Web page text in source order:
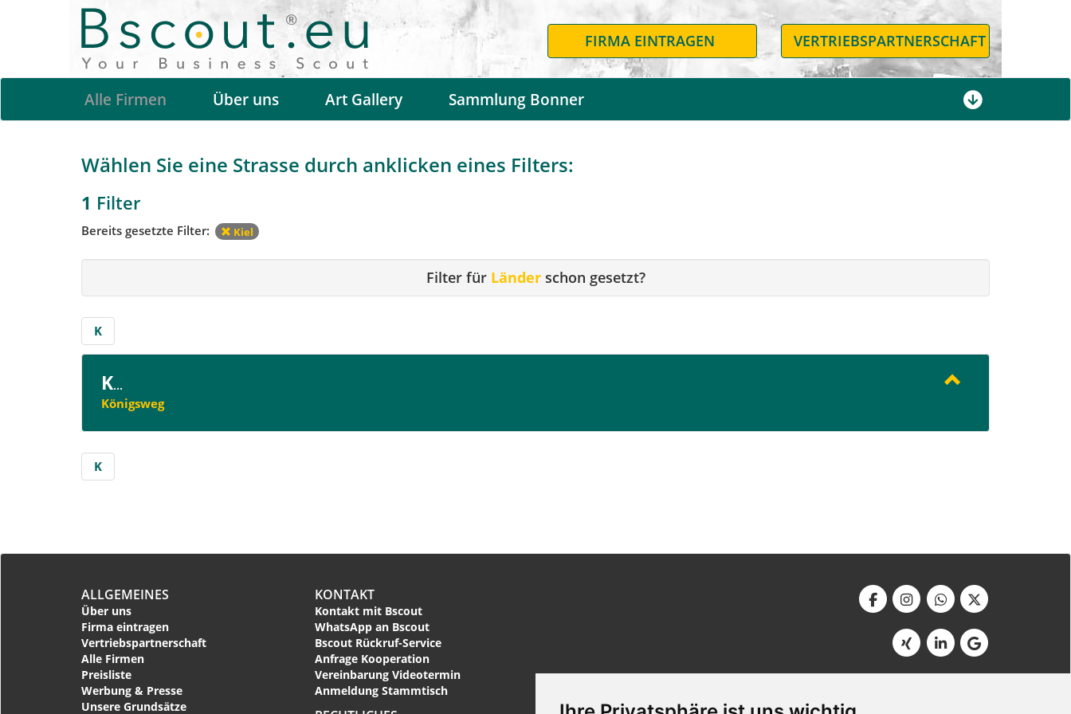
FIRMA EINTRAGEN VERTRIEBSPARTNERSCHAFT
Alle Firmen Über uns Art Gallery Sammlung Bonner
Wählen Sie eine Strasse durch anklicken eines Filters:
1 Filter
Bereits gesetzte Filter: Kiel
Filter für Länderschon gesetzt?
K
K...
Königsweg
K
ALLGEMEINES
Über uns
Firma eintragen
Vertriebspartnerschaft
Alle Firmen
Preisliste
Werbung & Presse
Unsere Grundsätze
KONTAKT
Kontakt mit Bscout
WhatsApp an Bscout
Bscout Rückruf-Service
Anfrage Kooperation
Vereinbarung Videotermin
Anmeldung Stammtisch